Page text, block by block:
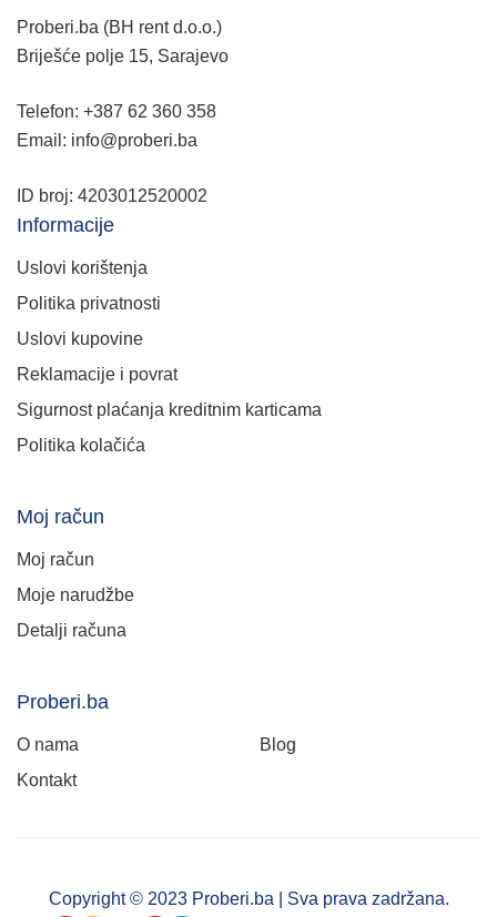
Proberi.ba (BH rent d.o.o.)
Briješće polje 15, Sarajevo
Telefon: +387 62 360 358
Email: info@proberi.ba
ID broj: 4203012520002
Informacije
Uslovi korištenja
Politika privatnosti
Uslovi kupovine
Reklamacije i povrat
Sigurnost plaćanja kreditnim karticama
Politika kolačića
Moj račun
Moj račun
Moje narudžbe
Detalji računa
Proberi.ba
O nama
Blog
Kontakt
Copyright © 2023 Proberi.ba | Sva prava zadržana.